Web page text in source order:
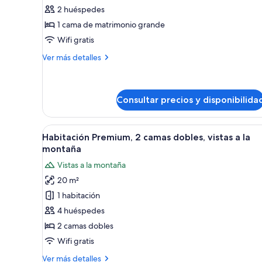
Habitación
básica,
1
cama
al
patio
2 huéspedes
1 cama de matrimonio grande
Wifi gratis
Ver más detalles
Más
1
cama
de
matrimonio
grande,
vistas
patio
Consultar precios y
Abrir
todas
fotos
de
Habitación
Premium,
2
camas
Habitación de hotel con dos
9
Habitación Premium, 2 camas dobles, vistas a la
montaña
Vistas a la montaña
20 m²
1 habitación
4 huéspedes
2 camas dobles
Wifi gratis
Ver más detalles
Más